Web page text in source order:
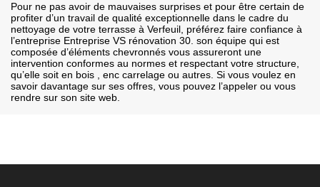
Pour ne pas avoir de mauvaises surprises et pour être certain de
profiter d’un travail de qualité exceptionnelle dans le cadre du
nettoyage de votre terrasse à Verfeuil, préférez faire confiance à
l’entreprise Entreprise VS rénovation 30. son équipe qui est
composée d’éléments chevronnés vous assureront une
intervention conformes au normes et respectant votre structure,
qu’elle soit en bois , enc carrelage ou autres. Si vous voulez en
savoir davantage sur ses offres, vous pouvez l’appeler ou vous
rendre sur son site web.